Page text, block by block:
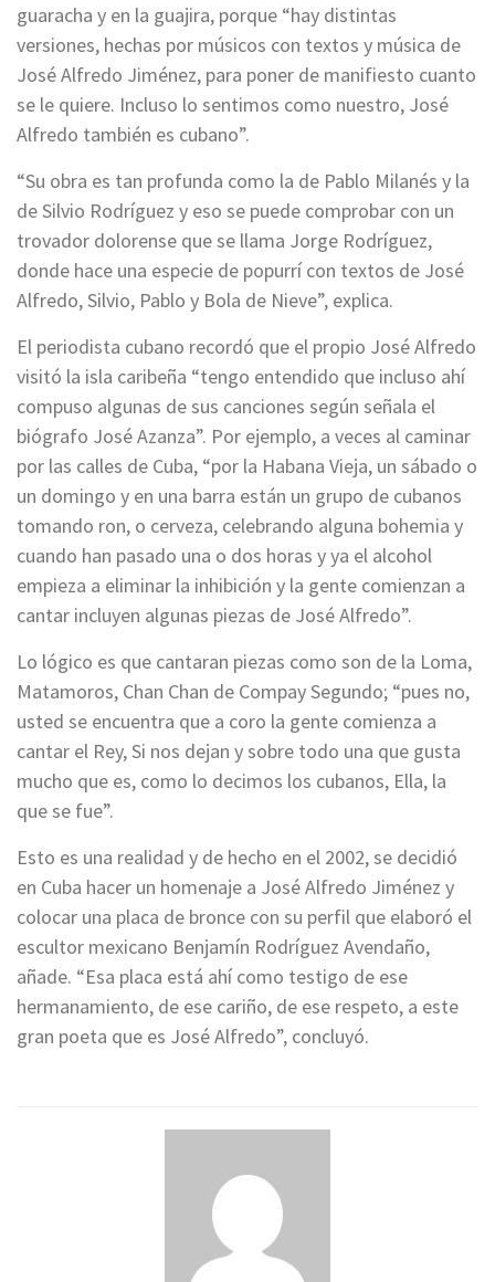
guaracha y en la guajira, porque “hay distintas
versiones, hechas por músicos con textos y música de
José Alfredo Jiménez, para poner de manifiesto cuanto
se le quiere. Incluso lo sentimos como nuestro, José
Alfredo también es cubano”.
“Su obra es tan profunda como la de Pablo Milanés y la
de Silvio Rodríguez y eso se puede comprobar con un
trovador dolorense que se llama Jorge Rodríguez,
donde hace una especie de popurrí con textos de José
Alfredo, Silvio, Pablo y Bola de Nieve”, explica.
El periodista cubano recordó que el propio José Alfredo
visitó la isla caribeña “tengo entendido que incluso ahí
compuso algunas de sus canciones según señala el
biógrafo José Azanza”. Por ejemplo, a veces al caminar
por las calles de Cuba, “por la Habana Vieja, un sábado o
un domingo y en una barra están un grupo de cubanos
tomando ron, o cerveza, celebrando alguna bohemia y
cuando han pasado una o dos horas y ya el alcohol
empieza a eliminar la inhibición y la gente comienzan a
cantar incluyen algunas piezas de José Alfredo”.
Lo lógico es que cantaran piezas como son de la Loma,
Matamoros, Chan Chan de Compay Segundo; “pues no,
usted se encuentra que a coro la gente comienza a
cantar el Rey, Si nos dejan y sobre todo una que gusta
mucho que es, como lo decimos los cubanos, Ella, la
que se fue”.
Esto es una realidad y de hecho en el 2002, se decidió
en Cuba hacer un homenaje a José Alfredo Jiménez y
colocar una placa de bronce con su perfil que elaboró el
escultor mexicano Benjamín Rodríguez Avendaño,
añade. “Esa placa está ahí como testigo de ese
hermanamiento, de ese cariño, de ese respeto, a este
gran poeta que es José Alfredo”, concluyó.